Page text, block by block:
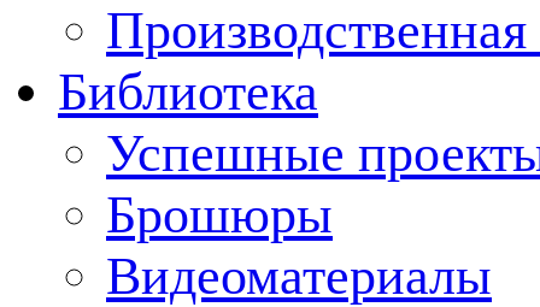
Производственная
Библиотека
Успешные
Брошюры
Видеоматериалы